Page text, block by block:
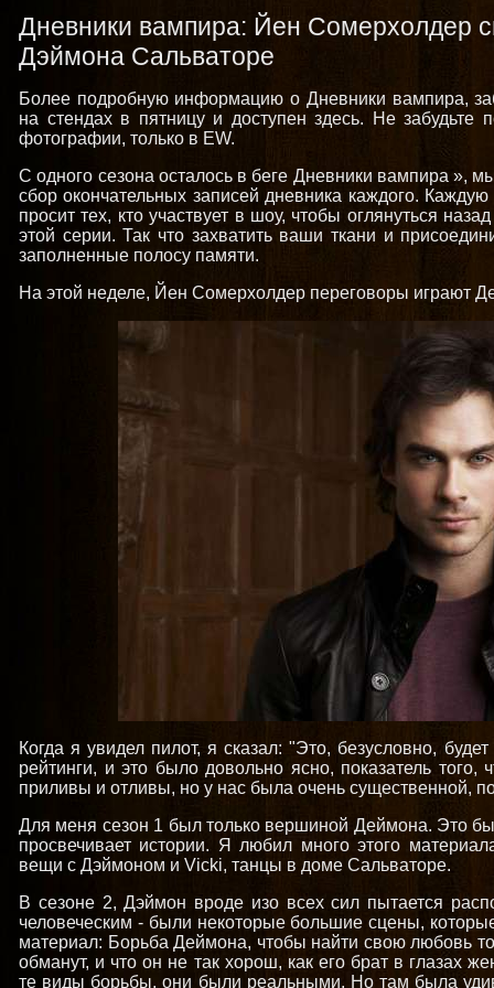
Дневники вампира: Йен Сомерхолдер
Дэймона Сальваторе
Более подробную информацию о Дневники вампира,
на стендах в пятницу и доступен здесь. Не забудьте
фотографии, только в EW.
С одного сезона осталось в беге Дневники вампира »,
сбор окончательных записей дневника каждого.
просит тех, кто участвует в шоу, чтобы оглянуться
этой серии. Так что захватить ваши ткани и
заполненные полосу памяти.
На этой неделе, Йен Сомерхолдер переговоры играют
Когда я увидел пилот, я сказал: "Это, безусловно,
рейтинги, и это было довольно ясно, показатель
приливы и отливы, но у нас была очень существенной,
Для меня сезон 1 был только вершиной Деймона. Это
просвечивает истории. Я любил много этого
вещи с Дэймоном и Vicki, танцы в доме Сальваторе.
В сезоне 2, Дэймон вроде изо всех сил пытается
человеческим - были некоторые большие сцены,
материал: Борьба Деймона, чтобы найти свою любовь
обманут, и что он не так хорош, как его брат в глазах
те виды борьбы, они были реальными. Но там была